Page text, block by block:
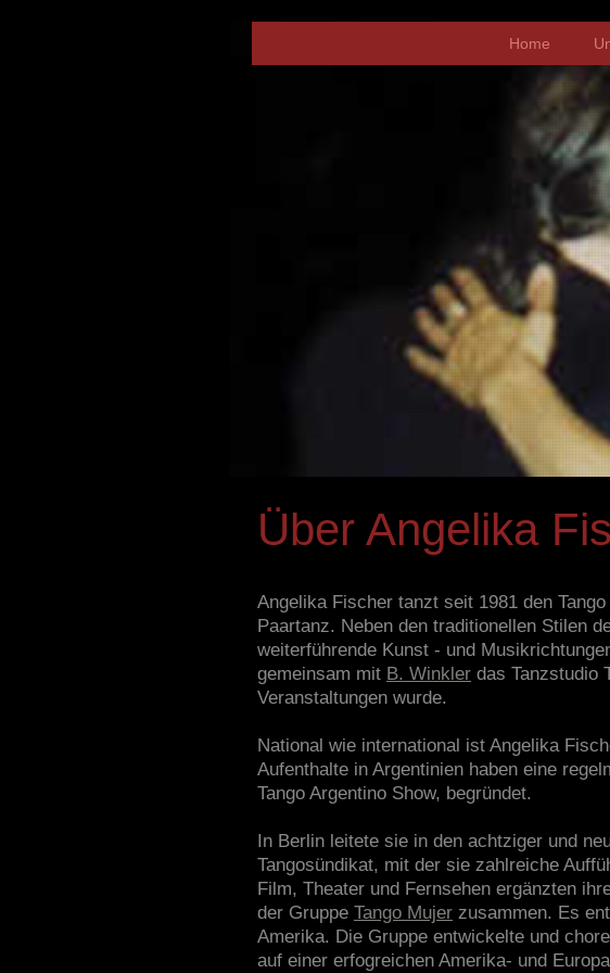
Home
Über Angelika
Angelika Fischer tanzt seit 1981 den
Paartanz. Neben den traditionellen Stilen
weiterführende Kunst - und
gemeinsam mit B. Winkler das Tanzstudio
Veranstaltungen wurde.
National wie international ist Angelika
Aufenthalte in Argentinien haben eine
Tango Argentino Show, begründet.
In Berlin leitete sie in den achtziger und
Tangosündikat, mit der sie zahlreiche
Film, Theater und Fernsehen ergänzten
der Gruppe Tango Mujer zusammen. Es
Amerika. Die Gruppe entwickelte und
auf einer erfogreichen Amerika- und